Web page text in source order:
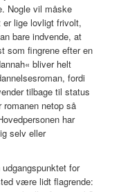
Nogle vil måske
er lige lovligt frivolt,
bare indvende, at
som fingrene efter en
bliver helt
fordi
tilbage til status
romanen netop så
har
selv eller
for
være lidt flagrende: